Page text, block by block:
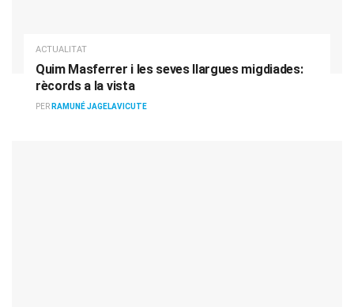
ACTUALITAT
Quim Masferrer i les seves llargues migdiades:
rècords a la vista
PER RAMUNÉ JAGELAVICUTE